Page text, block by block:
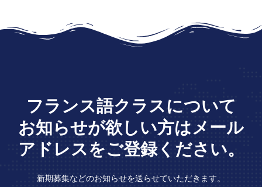
フランス語クラスについて
お知らせが欲しい方はメール
アドレスをご登録ください。
新期募集などのお知らせを送らせていただきます。